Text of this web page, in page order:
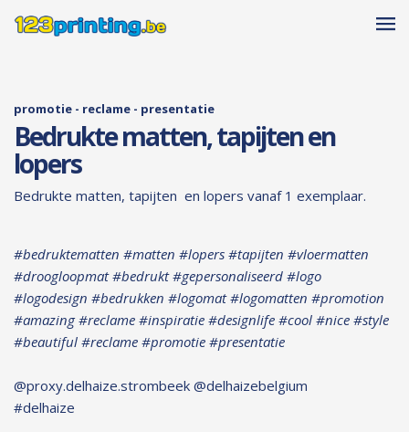
promotie - reclame - presentatie
Bedrukte matten, tapijten en
lopers
Bedrukte matten, tapijten en lopers vanaf 1 exemplaar.
#bedruktematten #matten #lopers #tapijten #vloermatten
#droogloopmat #bedrukt #gepersonaliseerd #logo
#logodesign #bedrukken #logomat #logomatten #promotion
#amazing #reclame #inspiratie #designlife #cool #nice #style
#beautiful #reclame #promotie #presentatie
@proxy.delhaize.strombeek @delhaizebelgium
#delhaize